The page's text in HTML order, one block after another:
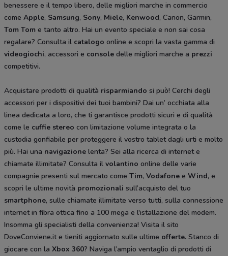
benessere e il tempo libero, delle migliori marche in commercio
come Apple, Samsung, Sony, Miele, Kenwood, Canon, Garmin,
Tom Tom e tanto altro. Hai un evento speciale e non sai cosa
regalare? Consulta il catalogo online e scopri la vasta gamma di
videogiochi, accessori e console delle migliori marche a prezzi
competitivi.
Acquistare prodotti di qualità risparmiando si può! Cerchi degli
accessori per i dispositivi dei tuoi bambini? Dai un’ occhiata alla
linea dedicata a loro, che ti garantisce prodotti sicuri e di qualità
come le cuffie stereo con limitazione volume integrata o la
custodia gonfiabile per proteggere il vostro tablet dagli urti e molto
più. Hai una navigazione lenta? Sei alla ricerca di internet e
chiamate illimitate? Consulta il volantino online delle varie
compagnie presenti sul mercato come Tim, Vodafone e Wind, e
scopri le ultime novità promozionali sull’acquisto del tuo
smartphone, sulle chiamate illimitate verso tutti, sulla connessione
internet in fibra ottica fino a 100 mega e l'istallazione del modem.
Insomma gli specialisti della convenienza! Visita il sito
DoveConviene.it e tieniti aggiornato sulle ultime offerte. Stanco di
giocare con la Xbox 360? Naviga l’ampio ventaglio di prodotti di